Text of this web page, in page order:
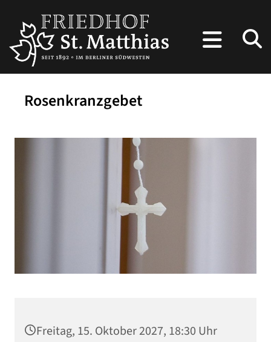
Rosenkranzgebet
Freitag, 15. Oktober 2027, 18:30 Uhr